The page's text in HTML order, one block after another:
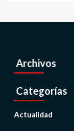
Archivos
Categorías
Actualidad